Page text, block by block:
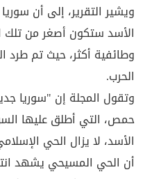
ويشير التقرير، إلى أن
الأسد ستكون أصغر من تلك
وطائفية أكثر، حيث تم
الحرب.
وتقول المجلة إن "سوريا
حمص، التي أطلق عليها
الأسد، لا يزال الحي
أن الحي المسيحي يشهد